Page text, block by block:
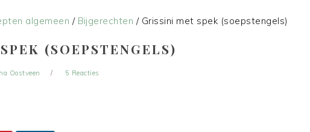
algemeen / Bijgerechten /Grissini met spek (soepstengels)
(SOEPSTENGELS)
Oostveen 5 Reacties